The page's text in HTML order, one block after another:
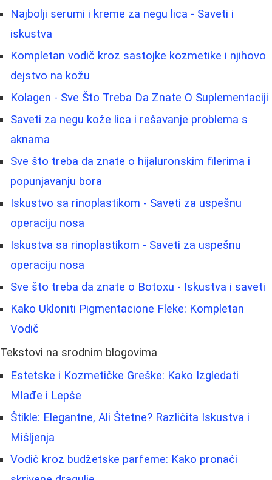
Najbolji serumi i kreme za negu lica - Saveti i
iskustva
Kompletan vodič kroz sastojke kozmetike i njihovo
dejstvo na kožu
Kolagen - Sve Što Treba Da Znate O Suplementaciji
Saveti za negu kože lica i rešavanje problema s
aknama
Sve što treba da znate o hijaluronskim filerima i
popunjavanju bora
Iskustvo sa rinoplastikom - Saveti za uspešnu
operaciju nosa
Iskustva sa rinoplastikom - Saveti za uspešnu
operaciju nosa
Sve što treba da znate o Botoxu - Iskustva i saveti
Kako Ukloniti Pigmentacione Fleke: Kompletan
Vodič
Tekstovi na srodnim blogovima
Estetske i Kozmetičke Greške: Kako Izgledati
Mlađe i Lepše
Štikle: Elegantne, Ali Štetne? Različita Iskustva i
Mišljenja
Vodič kroz budžetske parfeme: Kako pronaći